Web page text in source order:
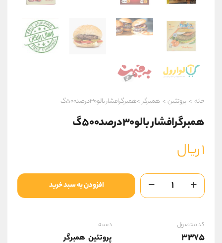
خانه > پروتئین > همبرگر >همبرگرافشار بالو۳۰درصد۵۰۰گ
همبرگرافشار بالو۳۰درصد۵۰۰گ
۱ریال
همبرگرافشار
عدد
افزودن به سبد خرید
کد محصول
3375
دسته
پروتئین,همبرگر